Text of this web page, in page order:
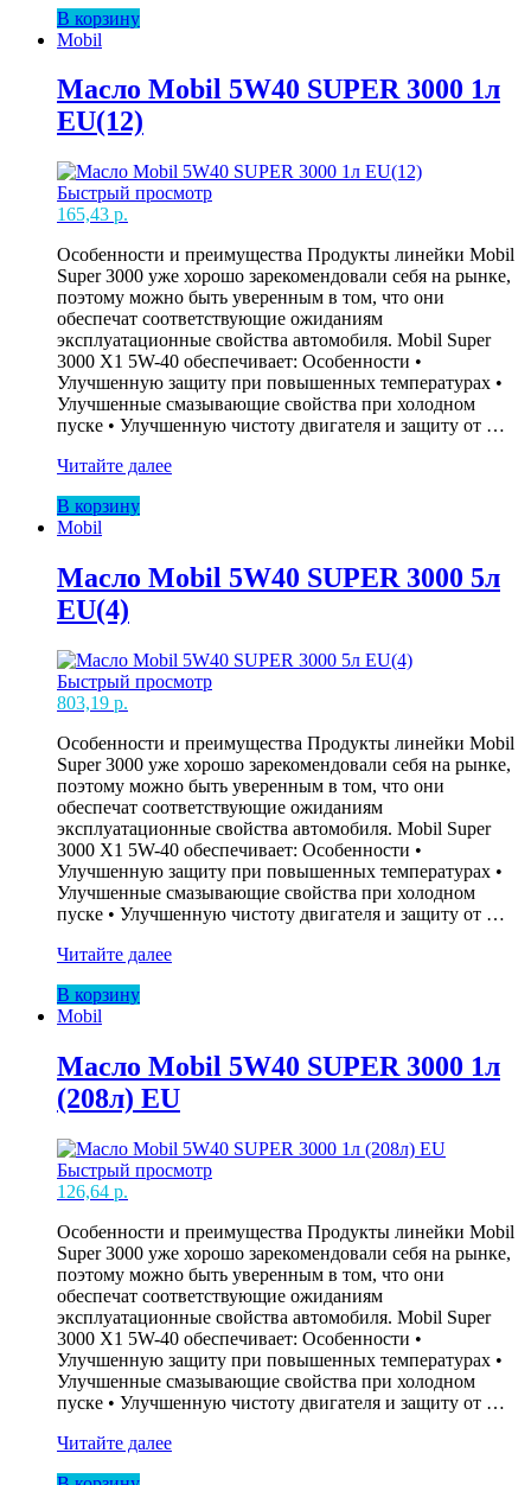
5W30
SUPER
XE
1л
(208л)
В корзину
Mobil
Масло Mobil 5W40 SUPER 3000 1л
EU(12)
Быстрый просмотр
165,43 р.
Особенности и преимущества Продукты линейки Mobil
Super 3000 уже хорошо зарекомендовали себя на рынке,
поэтому можно быть уверенным в том, что они
обеспечат соответствующие ожиданиям
эксплуатационные свойства автомобиля. Mobil Super
3000 X1 5W-40 обеспечивает: Особенности •
Улучшенную защиту при повышенных температурах •
Улучшенные смазывающие свойства при холодном
пуске • Улучшенную чистоту двигателя и защиту от …
Масло
5W40
SUPER
1л
EU(12)
Читайте далее
В корзину
Mobil
Масло Mobil 5W40 SUPER 3000 5л
EU(4)
Быстрый просмотр
803,19 р.
Особенности и преимущества Продукты линейки Mobil
Super 3000 уже хорошо зарекомендовали себя на рынке,
поэтому можно быть уверенным в том, что они
обеспечат соответствующие ожиданиям
эксплуатационные свойства автомобиля. Mobil Super
3000 X1 5W-40 обеспечивает: Особенности •
Улучшенную защиту при повышенных температурах •
Улучшенные смазывающие свойства при холодном
пуске • Улучшенную чистоту двигателя и защиту от …
Масло
5W40
SUPER
5л
EU(4)
Читайте далее
В корзину
Mobil
Масло Mobil 5W40 SUPER 3000 1л
(208л) EU
Быстрый просмотр
126,64 р.
Особенности и преимущества Продукты линейки Mobil
Super 3000 уже хорошо зарекомендовали себя на рынке,
поэтому можно быть уверенным в том, что они
обеспечат соответствующие ожиданиям
эксплуатационные свойства автомобиля. Mobil Super
3000 X1 5W-40 обеспечивает: Особенности •
Улучшенную защиту при повышенных температурах •
Улучшенные смазывающие свойства при холодном
пуске • Улучшенную чистоту двигателя и защиту от …
Масло
Читайте далее